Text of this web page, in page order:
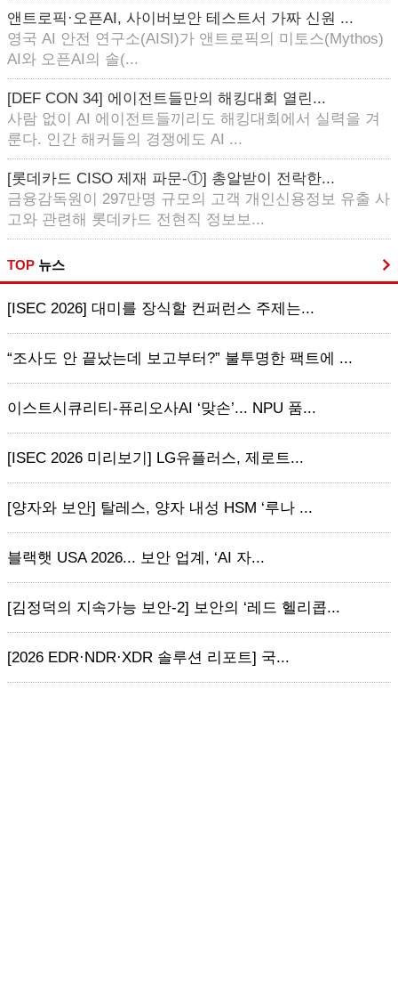
앤트로픽·오픈AI, 사이버보안 테스트서 가짜 신원 ...
영국 AI 안전 연구소(AISI)가 앤트로픽의 미토스(Mythos)
AI와 오픈AI의 솔(...
[DEF CON 34] 에이전트들만의 해킹대회 열린...
사람 없이 AI 에이전트들끼리도 해킹대회에서 실력을 겨
룬다. 인간 해커들의 경쟁에도 AI ...
[롯데카드 CISO 제재 파문-①] 총알받이 전락한...
금융감독원이 297만명 규모의 고객 개인신용정보 유출 사
고와 관련해 롯데카드 전현직 정보보...
TOP 뉴스
[ISEC 2026] 대미를 장식할 컨퍼런스 주제는...
“조사도 안 끝났는데 보고부터?” 불투명한 팩트에 ...
이스트시큐리티-퓨리오사AI ‘맞손’... NPU 품...
[ISEC 2026 미리보기] LG유플러스, 제로트...
[양자와 보안] 탈레스, 양자 내성 HSM ‘루나 ...
블랙햇 USA 2026... 보안 업계, ‘AI 자...
[김정덕의 지속가능 보안-2] 보안의 ‘레드 헬리콥...
[2026 EDR·NDR·XDR 솔루션 리포트] 국...